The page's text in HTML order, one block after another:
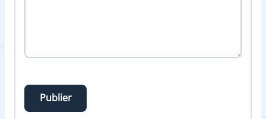
Publier